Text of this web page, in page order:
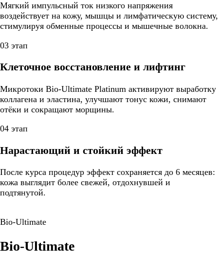
Мягкий импульсный ток низкого напряжения
воздействует на кожу, мышцы и лимфатическую систему,
стимулируя обменные процессы и мышечные волокна.
03 этап
Клеточное восстановление и лифтинг
Микротоки Bio-Ultimate Platinum активируют выработку
коллагена и эластина, улучшают тонус кожи, снимают
отёки и сокращают морщины.
04 этап
Нарастающий и стойкий эффект
После курса процедур эффект сохраняется до 6 месяцев:
кожа выглядит более свежей, отдохнувшей и
подтянутой.
Bio-Ultimate
Bio-Ultimate